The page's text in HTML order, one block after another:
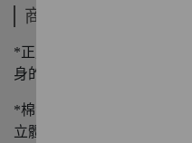
商品介紹
*正肩版型修伸顯瘦，七分
身的筆直線條視覺上延展更
*棉混紡萊塞爾纖維的平織
立體感，嵌入面料的閃蔥